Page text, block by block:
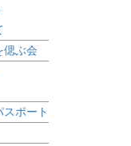
偲ぶ会
スポート